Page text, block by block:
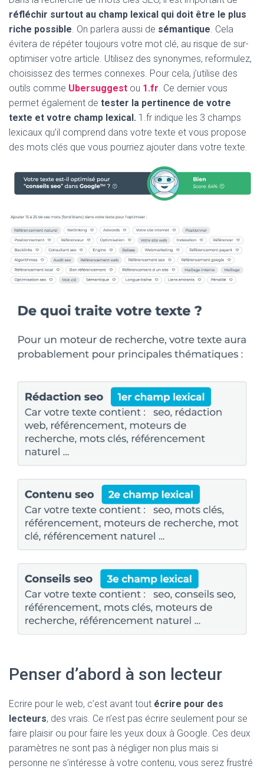
réfléchir surtout au champ lexical qui doit être le plus
riche possible . On parlera aussi de sémantique . Cela
évitera de répéter toujours votre mot clé, au risque de sur-
optimiser votre article. Utilisez des synonymes, reformulez,
choisissez des termes connexes. Pour cela, j’utilise des
outils comme Ubersuggest ou 1.fr . Ce dernier vous
permet également de tester la pertinence de votre
texte et votre champ lexical. 1.fr indique les 3 champs
lexicaux qu’il comprend dans votre texte et vous propose
des mots clés que vous pourriez ajouter dans votre texte.
Penser d’abord à son lecteur
Ecrire pour le web, c’est avant tout écrire pour des
lecteurs, des vrais. Ce n’est pas écrire seulement pour se
faire plaisir ou pour faire les yeux doux à Google. Ces deux
paramètres ne sont pas à négliger non plus mais si
personne ne s’intéresse à votre contenu, vous serez frustré